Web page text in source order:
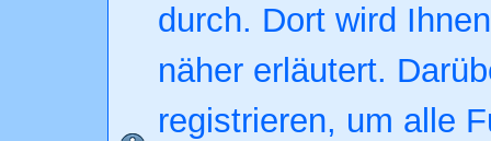
durch. Dort wird
näher erläutert.
registrieren, um alle